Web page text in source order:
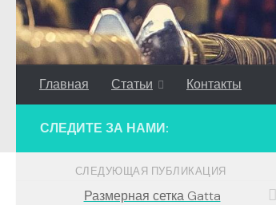
Главная Статьи Контакты
СЛЕДИТЕ ЗА НАМИ:
СЛЕДУЮЩАЯ ПУБЛИКАЦИЯ
Размерная сетка Gatta